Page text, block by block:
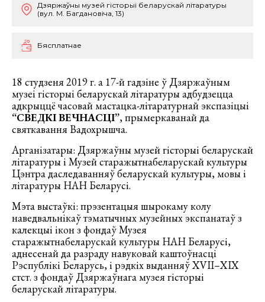
Дзяржаўны музей гісторыі беларускай літаратуры
(вул. М. Багдановіча, 13)
Бясплатнае
18 студзеня 2019 г. а 17-й гадзіне ў Дзяржаўным
музеі гісторыі беларускай літаратуры адбудзецца
адкрыццё часовай мастацка-літаратурнай экспазіцыі
“СВЕДКІ ВЕЧНАСЦІ”, прымеркаванай да
святкавання Вадохрышча.
Арганізатары: Дзяржаўны музей гісторыі беларускай
літаратуры і Музей старажытнабеларускай культуры
Цэнтра даследаванняў беларускай культуры, мовы і
літаратуры НАН Беларусі.
Мэта выстаўкі: прэзентацыя шырокаму колу
наведвальнікаў тэматычных музейных экспанатаў з
калекцыі ікон з фондаў Музея
старажытнабеларускай культуры НАН Беларусі,
аднесенай да разраду навуковай каштоўнасці
Рэспублікі Беларусь, і рэдкіх выданняў ХVІІ–ХІХ
стст. з фондаў Дзяржаўнага музея гісторыі
беларускай літаратуры.